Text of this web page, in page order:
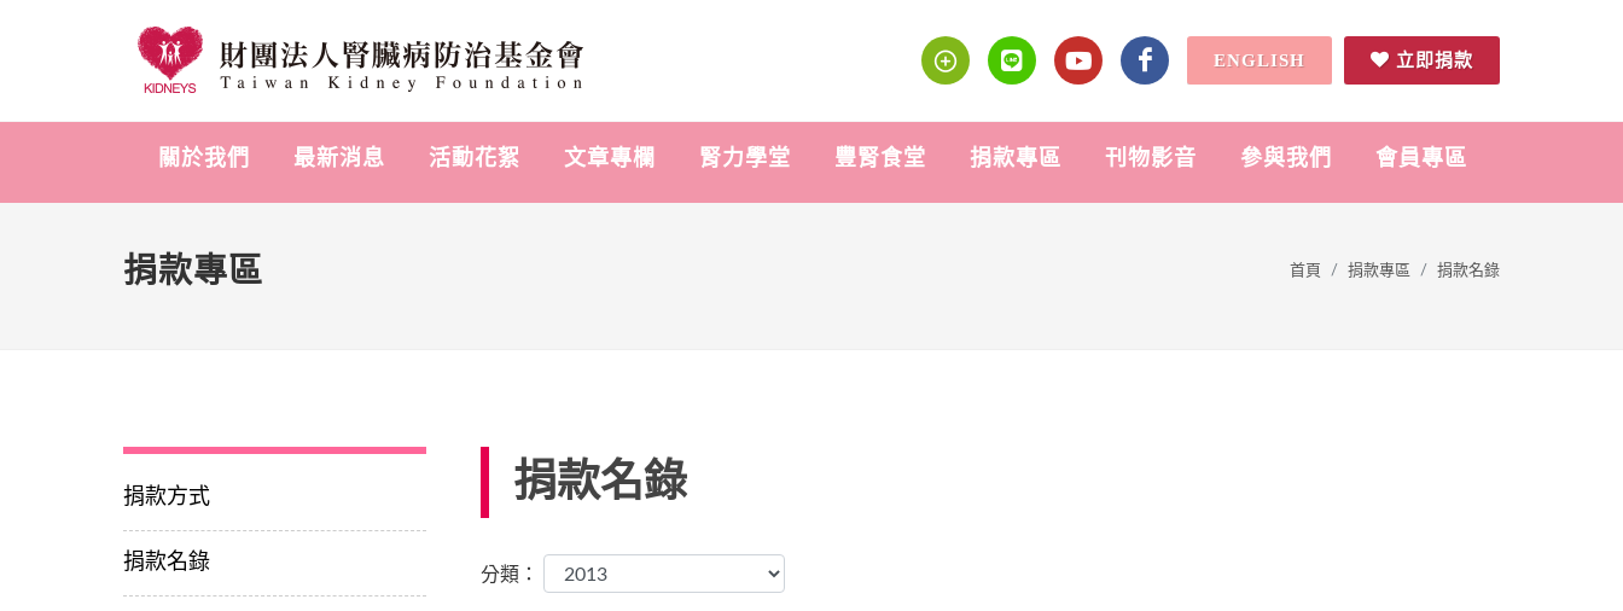
ENGLISH 立即捐款
關於我們 最新消息 活動花絮 文章專欄 腎力學堂 豐腎食堂 捐款專區 刊物影音 參與我們 會員專區
捐款專區 首頁 捐款專區 捐款名錄
捐款方式
捐款名錄
捐款名錄
分類：